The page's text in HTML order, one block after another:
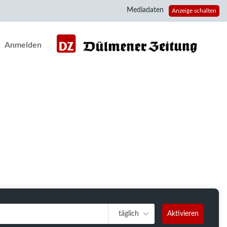
Anzeige schalten
Mediadaten
Anmelden
täglich Aktivieren